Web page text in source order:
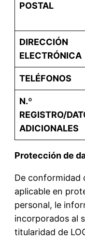
POSTAL
DIRECCIÓN
ELECTRÓNICA
TELÉFONOS
N.º
REGISTRO/
ADICIONALES
Protección de
De conformidad
aplicable en
personal, le
incorporados al
titularidad de